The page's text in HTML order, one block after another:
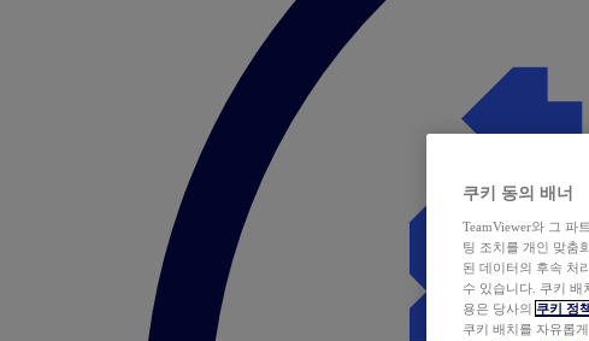
쿠키 동의 배너
TeamViewer와 그 파
팅 조치를 개인 맞춤
된 데이터의 후속 처
수 있습니다. 쿠키 배
용은 당사의 쿠키 정
쿠키 배치를 자유롭